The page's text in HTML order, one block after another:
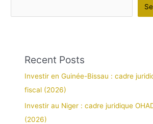
Recent Posts
Investir en Guinée-Bissau : cadre
fiscal (2026)
Investir au Niger : cadre juridique
(2026)